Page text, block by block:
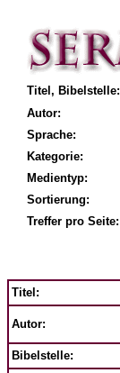
Titel, Bibelstelle:
Autor:
Sprache:
Kategorie:
Medientyp:
Sortierung:
Treffer pro Seite:
Titel:
Autor:
Bibelstelle: